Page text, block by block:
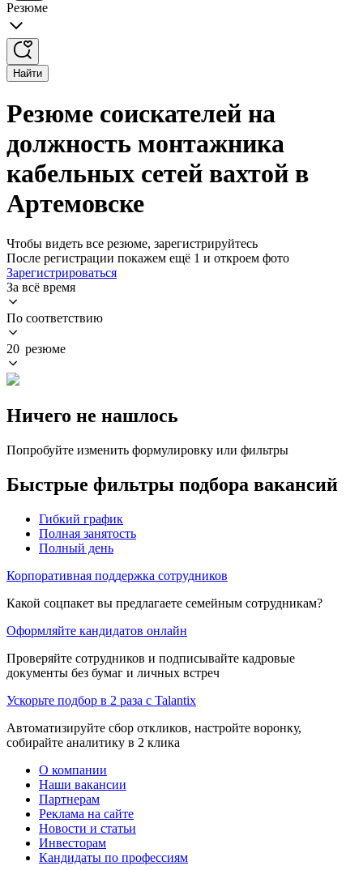
Резюме
Найти
Резюме соискателей на
должность монтажника
кабельных сетей вахтой в
Артемовске
Чтобы видеть все резюме, зарегистрируйтесь
После регистрации покажем ещё 1 и откроем фото
Зарегистрироваться
За всё время
По соответствию
20 резюме
Ничего не нашлось
Попробуйте изменить формулировку или фильтры
Быстрые фильтры подбора вакансий
Гибкий график
Полная занятость
Полный день
Корпоративная поддержка сотрудников
Какой соцпакет вы предлагаете семейным сотрудникам?
Оформляйте кандидатов онлайн
Проверяйте сотрудников и подписывайте кадровые
документы без бумаг и личных встреч
Ускорьте подбор в 2 раза с Talantix
Автоматизируйте сбор откликов, настройте воронку,
собирайте аналитику в 2 клика
О компании
Наши вакансии
Партнерам
Реклама на сайте
Новости и статьи
Инвесторам
Кандидаты по профессиям